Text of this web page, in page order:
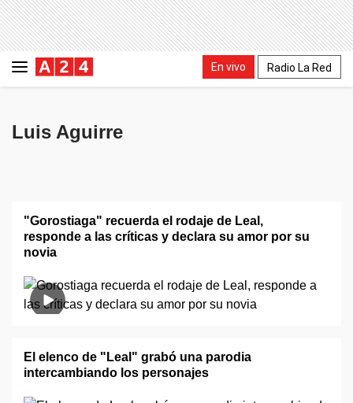
En vivo Radio La Red
Luis Aguirre
"Gorostiaga" recuerda el rodaje de Leal,
responde a las críticas y declara su amor por su
novia
El elenco de "Leal" grabó una parodia
intercambiando los personajes